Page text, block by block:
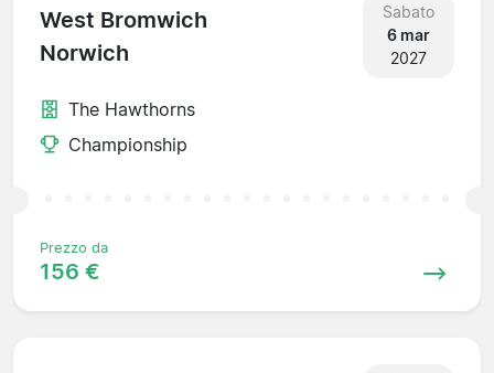
West Bromwich
Norwich
Sabato
6 mar
2027
The Hawthorns
Championship
Prezzo da
156 €